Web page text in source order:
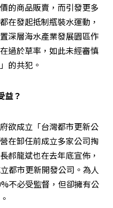
的商品販賣，而引發更多
在發起抵制瓶裝水運動，
深層海水產業發展園區作
過於草率，如此未經審慎
的共犯。
益？
欲成立「台灣都市更新公
在卸任前成立多家公司掏
郝龍斌也在去年底宣佈，
都市更新開發公司。為人
不必受監督，但卻擁有公